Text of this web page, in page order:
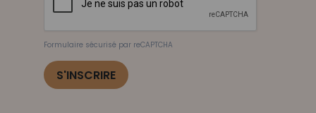
Formulaire sécurisé par reCAPTCHA
S'INSCRIRE